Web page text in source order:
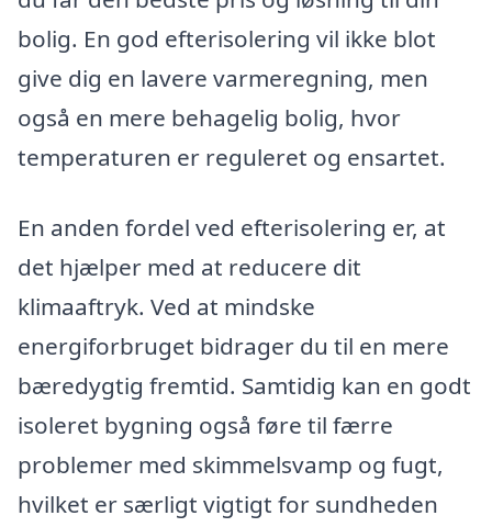
bolig. En god efterisolering vil ikke blot
give dig en lavere varmeregning, men
også en mere behagelig bolig, hvor
temperaturen er reguleret og ensartet.
En anden fordel ved efterisolering er, at
det hjælper med at reducere dit
klimaaftryk. Ved at mindske
energiforbruget bidrager du til en mere
bæredygtig fremtid. Samtidig kan en godt
isoleret bygning også føre til færre
problemer med skimmelsvamp og fugt,
hvilket er særligt vigtigt for sundheden